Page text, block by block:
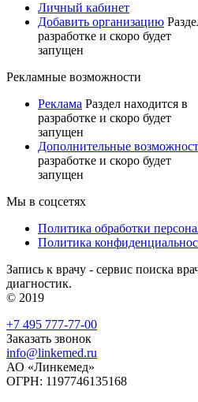
Личный кабинет
Добавить организацию
разработке и скоро будет
запущен
Рекламные возможности
Реклама Раздел находится в
разработке и скоро будет
запущен
Дополнительные
разработке и скоро будет
запущен
Мы в соцсетях
Политика обработки
Политика
Запись к врачу - сервис поиска
диагностик.
© 2019
+7 495 777-77-00
Заказать звонок
info@linkemed.ru
АО «Линкемед»
ОГРН: 1197746135168